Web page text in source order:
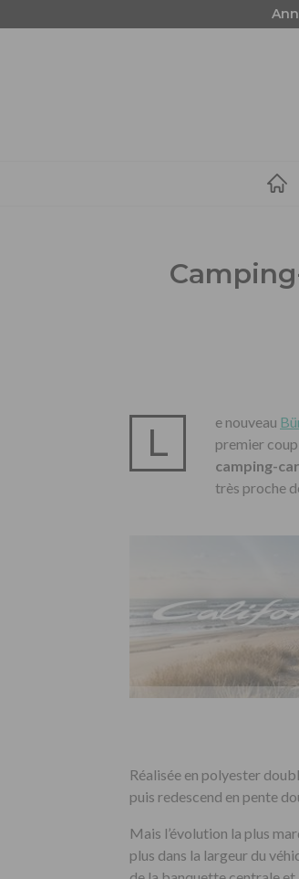
L e nouveau
premier
camping-
très proche
Réalisée en polyester
puis redescend en pente
Mais l’évolution la plus
plus dans la largeur du